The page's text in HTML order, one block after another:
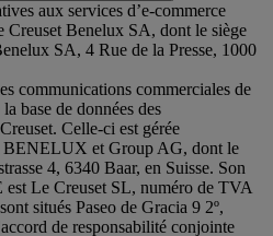
aux services d’e-commerce
Creuset Benelux SA, dont le siège
SA, 4 Rue de la Presse, 1000
communications commerciales de
base de données des
Celle-ci est gérée
BENELUX et Group AG, dont le
4, 6340 Baar, en Suisse. Son
est Le Creuset SL, numéro de TVA
situés Paseo de Gracia 9 2º,
de responsabilité conjointe